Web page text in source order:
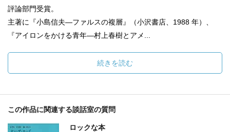
評論部門受賞。
主著に『小島信夫—ファルスの複層』（小沢書店、1988 年）、
『アイロンをかける青年—村上春樹とアメ...
続きを読む
この作品に関連する談話室の質問
ロックな本